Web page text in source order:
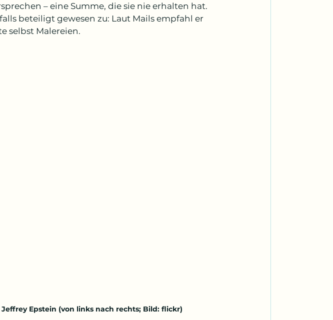
– eine Summe, die sie nie erhalten hat.
beteiligt gewesen zu: Laut Mails empfahl er
selbst Malereien.
Epstein (von links nach rechts; Bild: flickr)